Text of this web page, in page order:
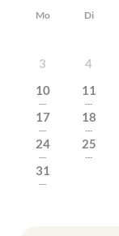
Mo Di
3
4
10
---
11
---
17
---
18
---
24
---
25
---
31
---